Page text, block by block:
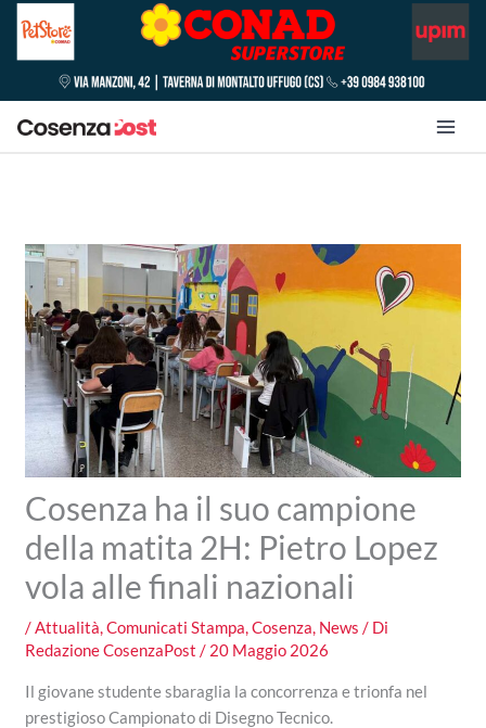
Cosenza ha il suo campione
della matita 2H: Pietro Lopez
vola alle finali nazionali
/Attualità,Comunicati Stampa,Cosenza, News / Di
Redazione CosenzaPost/ 20 Maggio 2026
Il giovane studente sbaraglia la concorrenza e trionfa nel
prestigioso Campionato di Disegno Tecnico.